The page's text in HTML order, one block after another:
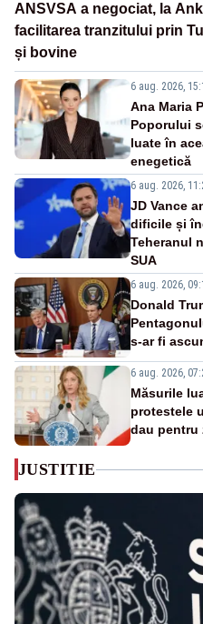
ANSVSA a negociat, la
facilitarea tranzitului prin
și bovine
6 aug. 2026,
Ana Maria
Poporului
luate în
enegetică
6 aug. 2026,
JD Vance
dificile și
Teheranul
SUA
6 aug. 2026,
Donald
s-ar fi
6 aug. 2026,
Măsurile
protestele
dau pentru
JUSTITIE